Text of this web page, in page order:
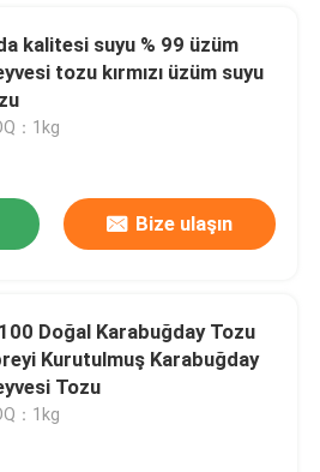
kalitesi suyu % 99 üzüm
tozu kırmızı üzüm suyu
：1kg
Bize ulaşın
Doğal Karabuğday Tozu
Kurutulmuş Karabuğday
Tozu
：1kg